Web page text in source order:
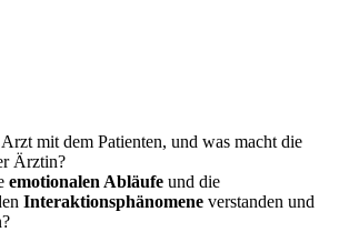
mit dem Patienten, und was macht die
Ärztin?
emotionalen Abläufe und die
Interaktionsphänomene verstanden und